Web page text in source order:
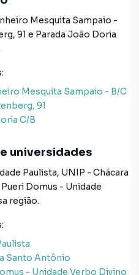
tem mais opções de
e comerciais, sobrados,
venda ou locação, além de
ou lançamentos na
encontra milhares de
que mais combina com
totalmente online, com
Abba Negócios Imobiliários
um imóvel em São Paulo
e com a praticidade de
inovadoras para
inquilinos e
imobiliário.
Mesquita Sampaio -
91 e Parada João Doria
:
Mesquita Sampaio - B/C
91
C/B
universidades
Paulista, UNIP - Chácara
Domus - Unidade
região.
:
Santo Antônio
- Unidade Verbo Divino